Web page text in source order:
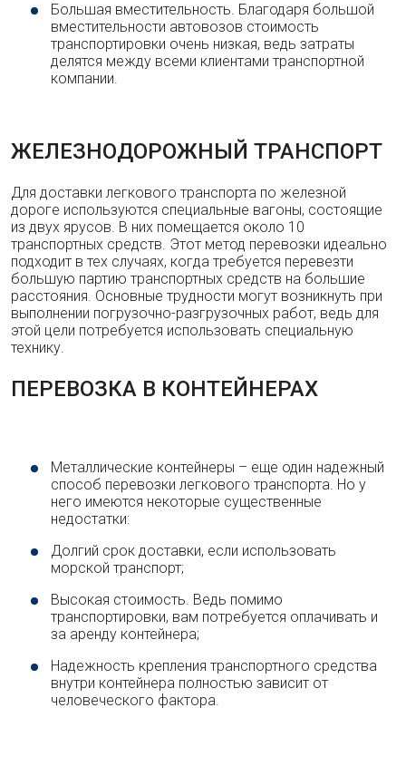
Большая вместительность. Благодаря большой
вместительности автовозов стоимость
транспортировки очень низкая, ведь затраты
делятся между всеми клиентами транспортной
компании.
ЖЕЛЕЗНОДОРОЖНЫЙ ТРАНСПОРТ
Для доставки легкового транспорта по железной
дороге используются специальные вагоны, состоящие
из двух ярусов. В них помещается около 10
транспортных средств. Этот метод перевозки идеально
подходит в тех случаях, когда требуется перевезти
большую партию транспортных средств на большие
расстояния. Основные трудности могут возникнуть при
выполнении погрузочно-разгрузочных работ, ведь для
этой цели потребуется использовать специальную
технику.
ПЕРЕВОЗКА В КОНТЕЙНЕРАХ
Металлические контейнеры – еще один надежный
способ перевозки легкового транспорта. Но у
него имеются некоторые существенные
недостатки:
Долгий срок доставки, если использовать
морской транспорт;
Высокая стоимость. Ведь помимо
транспортировки, вам потребуется оплачивать и
за аренду контейнера;
Надежность крепления транспортного средства
внутри контейнера полностью зависит от
человеческого фактора.